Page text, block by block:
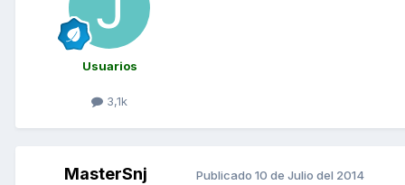
Usuarios
3,1k
MasterSnj Publicado 10 de Julio del 2014